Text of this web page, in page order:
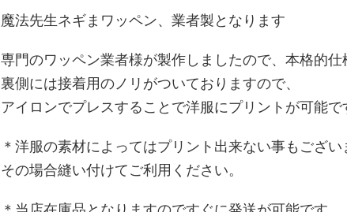
魔法先生ネギまワッペン、業者製となります
専門のワッペン業者様が製作しましたので、本格的
裏側には接着用のノリがついておりますので、
アイロンでプレスすることで洋服にプリントが可能で
＊洋服の素材によってはプリント出来ない事もござい
その場合縫い付けてご利用ください。
＊当店在庫品となりますのですぐに発送が可能です。